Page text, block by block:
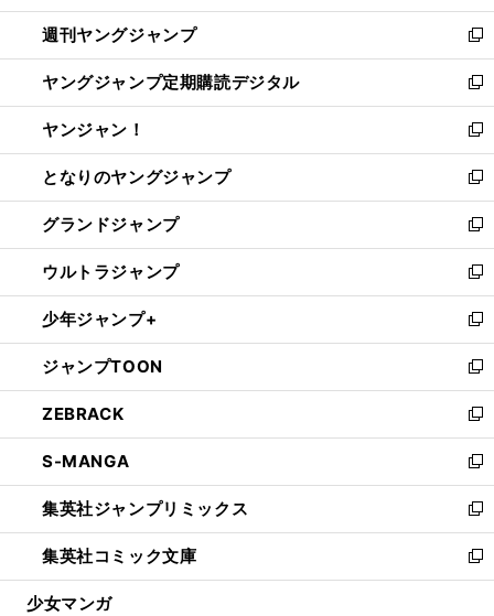
開
く
ウ
で
開
く
ン
ド
ウ
で
開
く
ウ
ィ
ン
ド
ウ
で
開
く
週刊ヤングジャンプ
新
し
い
ウ
ィ
ン
ド
ウ
で
開
く
ヤングジャンプ定期購読デジタル
新
し
い
ウ
ィ
ン
ド
ウ
で
開
く
ヤンジャン！
新
し
い
ウ
ィ
ン
ド
ウ
で
開
く
となりのヤングジャンプ
新
し
い
ウ
ィ
ン
ド
ウ
で
開
く
グランドジャンプ
新
し
い
ウ
ィ
ン
ド
ウ
で
開
く
ウルトラジャンプ
新
し
い
ウ
ィ
ン
ド
ウ
で
開
く
少年ジャンプ+
新
し
い
ウ
ィ
ン
ド
ウ
で
開
く
ジャンプTOON
新
し
い
ウ
ィ
ン
ド
ウ
で
開
ZEBRACK
新
し
い
ウ
ィ
ン
ド
ウ
S-MANGA
新
し
い
ウ
ィ
ン
集英社ジャンプリミックス
新
し
い
ウ
集英社コミック文庫
新
し
少女マンガ